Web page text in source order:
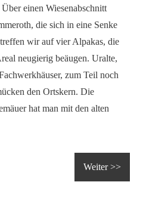
einen Wiesenabschnitt
die sich in eine Senke
wir auf vier Alpakas, die
neugierig beäugen. Uralte,
zum Teil noch
den Ortskern. Die
hat man mit den alten
Weiter >>